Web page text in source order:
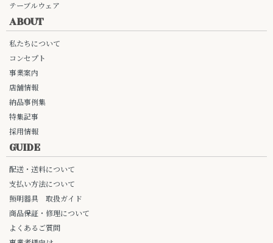
テーブルウェア
ABOUT
私たちについて
コンセプト
事業案内
店舗情報
納品事例集
特集記事
採用情報
GUIDE
配送・送料について
支払い方法について
照明器具 取扱ガイド
商品保証・修理について
よくあるご質問